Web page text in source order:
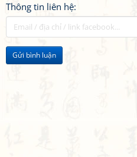
Thông tin liên hệ:
Gửi bình luận